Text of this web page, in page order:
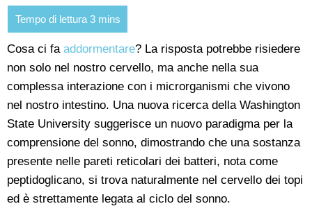
Cosa ci fa addormentare? La risposta potrebbe risiedere
non solo nel nostro cervello, ma anche nella sua
complessa interazione con i microrganismi che vivono
nel nostro intestino. Una nuova ricerca della Washington
State University suggerisce un nuovo paradigma per la
comprensione del sonno, dimostrando che una sostanza
presente nelle pareti reticolari dei batteri, nota come
peptidoglicano, si trova naturalmente nel cervello dei topi
ed è strettamente legata al ciclo del sonno.